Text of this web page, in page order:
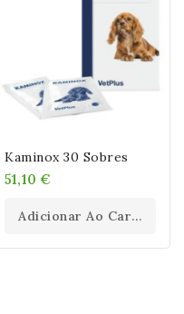
Kaminox 30 Sobres
51,10 €
Adicionar Ao Carrinho